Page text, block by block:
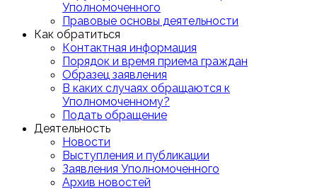
Уполномоченного
Правовые основы деятельности
Как обратиться
Контактная информация
Порядок и время приема граждан
Образец заявления
В каких случаях обращаются к
Уполномоченному?
Подать обращение
Деятельность
Новости
Выступления и публикации
Заявления Уполномоченного
Архив новостей